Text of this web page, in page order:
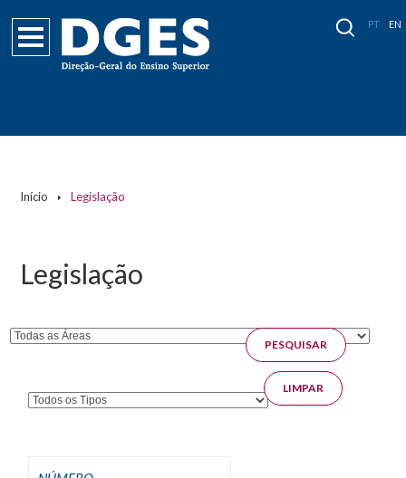
PT EN
Início Legislação
Legislação
Páginas